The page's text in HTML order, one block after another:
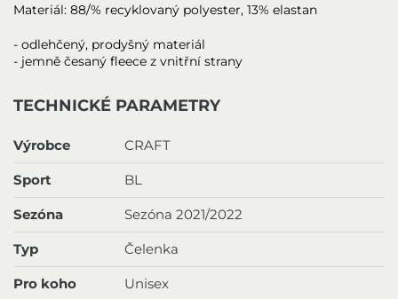
Materiál: 88/% recyklovaný polyester, 13% elastan
- odlehčený, prodyšný materiál
- jemně česaný fleece z vnitřní strany
TECHNICKÉ PARAMETRY
Výrobce CRAFT
Sport BL
Sezóna Sezóna 2021/2022
Typ Čelenka
Pro koho Unisex